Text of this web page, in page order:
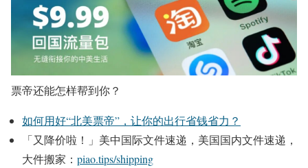
票帝还能怎样帮到你？
如何用好“北美票帝”，让你的出行省钱省力？
「又降价啦！」美中国际文件速递，美国国内文件速递，
大件搬家： piao.tips/shipping